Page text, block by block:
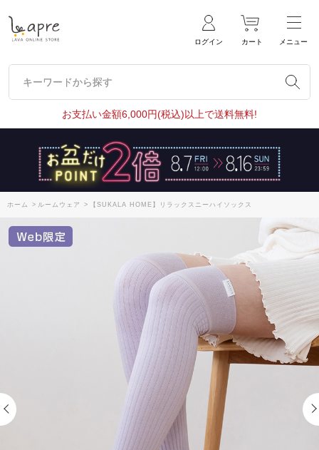
ログイン カート メニュー
キーワードから探す
キーワードから探す
お支払い金額6,000円(税込)以上で送料無料!
ホーム > ルームウェア > 【SUKALA HOME】リラックスニーハイソックス